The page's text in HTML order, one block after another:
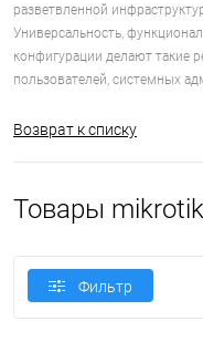
разветвленной
Универсальность,
конфигурации делают такие
пользователей, системных
Возврат к списку
Товары mikrotik
Фильтр